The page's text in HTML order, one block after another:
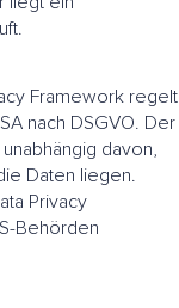
Framework regelt
nach DSGVO. Der
davon,
Daten liegen.
Privacy
Behörden